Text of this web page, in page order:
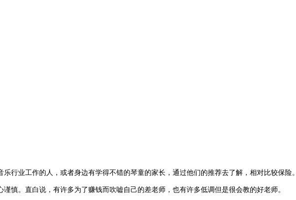
行业工作的人，或者身边有学得不错的琴童的家长，通过他们的推荐去了解，相对比较保险。
慎。直白说，有许多为了赚钱而吹嘘自己的差老师，也有许多低调但是很会教的好老师。